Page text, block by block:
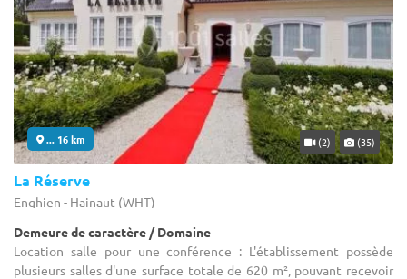
... 16 km (2) (35)
La Réserve
Enghien - Hainaut (WHT)
Demeure de caractère / Domaine
Location salle pour une conférence : L'établissement possède
plusieurs salles d'une surface totale de 620 m², pouvant recevoir